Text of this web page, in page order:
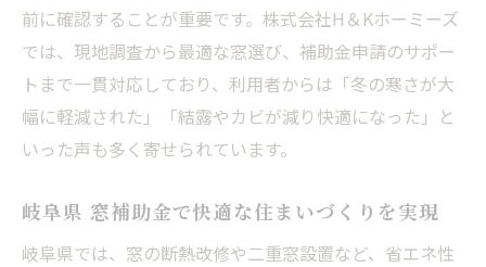
前に確認することが重要です。株式会社H＆Kホーミーズ
では、現地調査から最適な窓選び、補助金申請のサポー
トまで一貫対応しており、利用者からは「冬の寒さが大
幅に軽減された」「結露やカビが減り快適になった」と
いった声も多く寄せられています。
岐阜県 窓補助金で快適な住まいづくりを実現
岐阜県では、窓の断熱改修や二重窓設置など、省エネ性